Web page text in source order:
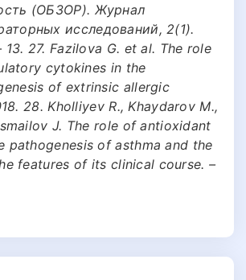
(ОБЗОР). Журнал
исследований, 2(1).
27. Fazilova G. et al. The role
cytokines in the
of extrinsic allergic
28. Kholliyev R., Khaydarov M.,
J. The role of antioxidant
pathogenesis of asthma and the
features of its clinical course. –